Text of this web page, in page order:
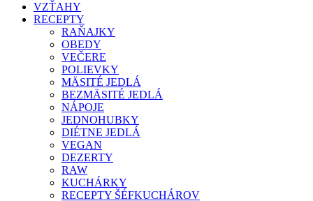
VZŤAHY
RECEPTY
RAŇAJKY
OBEDY
VEČERE
POLIEVKY
MÄSITÉ JEDLÁ
BEZMÄSITÉ JEDLÁ
NÁPOJE
JEDNOHUBKY
DIÉTNE JEDLÁ
VEGAN
DEZERTY
RAW
KUCHÁRKY
RECEPTY ŠÉFKUCHÁROV